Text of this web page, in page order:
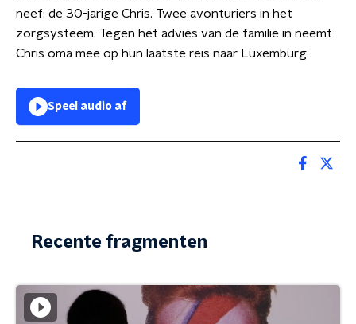
neef: de 30-jarige Chris. Twee avonturiers in het
zorgsysteem. Tegen het advies van de familie in neemt
Chris oma mee op hun laatste reis naar Luxemburg.
Speel audio af
Recente fragmenten